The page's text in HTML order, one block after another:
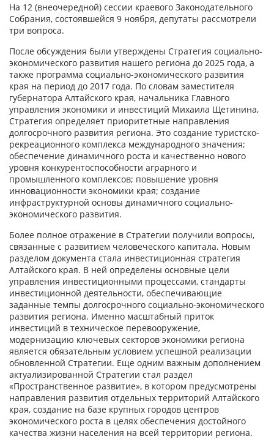
На 12 (внеочередной) сессии краевого Законодательного
Собрания, состоявшейся 9 ноября, депутаты рассмотрели
три вопроса.
После обсуждения были утверждены Стратегия социально-
экономического развития нашего региона до 2025 года, а
также программа социально-экономического развития
края на период до 2017 года. По словам заместителя
губернатора Алтайского края, начальника Главного
управления экономики и инвестиций Михаила Щетинина,
Стратегия определяет приоритетные направления
долгосрочного развития региона. Это создание туристско-
рекреационного комплекса международного значения;
обеспечение динамичного роста и качественно нового
уровня конкурентоспособности аграрного и
промышленного комплексов; повышение уровня
инновационности экономики края; создание
инфраструктурной основы динамичного социально-
экономического развития.
Более полное отражение в Стратегии получили вопросы,
связанные с развитием человеческого капитала. Новым
разделом документа стала инвестиционная стратегия
Алтайского края. В ней определены основные цели
управления инвестиционными процессами, стандарты
инвестиционной деятельности, обеспечивающие
заданные темпы долгосрочного социально-экономического
развития региона. Именно масштабный приток
инвестиций в техническое перевооружение,
модернизацию ключевых секторов экономики региона
является обязательным условием успешной реализации
обновленной Стратегии. Еще одним важным дополнением
актуализированной Стратегии стал раздел
«Пространственное развитие», в котором предусмотрены
направления развития отдельных территорий Алтайского
края, создание на базе крупных городов центров
экономического роста в целях обеспечения достойного
качества жизни населения на всей территории региона.